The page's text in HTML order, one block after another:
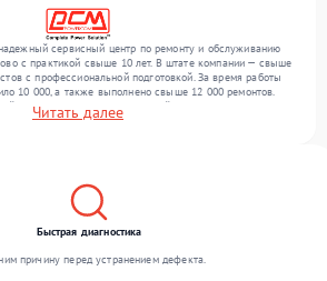
сервисный центр по ремонту и обслуживанию
с практикой свыше 10 лет. В штате компании — свыше
с профессиональной подготовкой. За время работы
10 000, а также выполнено свыше 12 000 ремонтов.
центр поступает от 300 устройств, включая , , . Мы
уровня сложности и предлагаем стабильный уровень
Читать далее
Быстрая диагностика
причину перед устранением дефекта.